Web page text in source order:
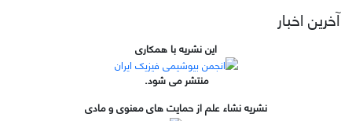
آخرین اخبار
این نشریه با همکاری
منتشر می شود.
نشریه نشاء علم از حمایت های معنوی و مادی